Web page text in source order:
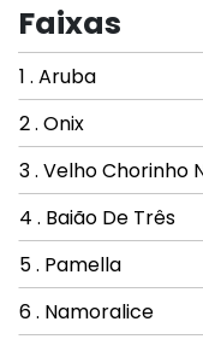
Faixas
1 . Aruba
2 . Onix
3 . Velho Chorinho
4 . Baião De Três
5 . Pamella
6 . Namoralice